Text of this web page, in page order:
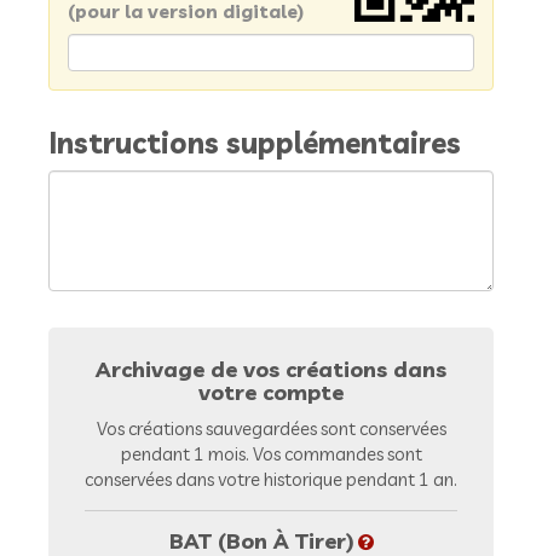
(pour la version digitale)
Instructions supplémentaires
Archivage de vos créations dans
votre compte
Vos créations sauvegardées sont conservées
pendant 1 mois. Vos commandes sont
conservées dans votre historique pendant 1 an.
BAT (Bon À Tirer)